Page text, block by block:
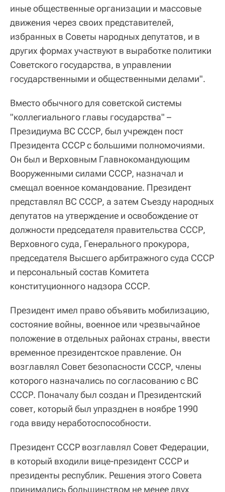
иные общественные организации и массовые
движения через своих представителей,
избранных в Советы народных депутатов, и в
других формах участвуют в выработке политики
Советского государства, в управлении
государственными и общественными делами".
Вместо обычного для советской системы
"коллегиального главы государства" –
Президиума ВС СССР, был учрежден пост
Президента СССР с большими полномочиями.
Он был и Верховным Главнокомандующим
Вооруженными силами СССР, назначал и
смещал военное командование. Президент
представлял ВС СССР, а затем Съезду народных
депутатов на утверждение и освобождение от
должности председателя правительства СССР,
Верховного суда, Генерального прокурора,
председателя Высшего арбитражного суда СССР
и персональный состав Комитета
конституционного надзора СССР.
Президент имел право объявить мобилизацию,
состояние войны, военное или чрезвычайное
положение в отдельных районах страны, ввести
временное президентское правление. Он
возглавлял Совет безопасности СССР, члены
которого назначались по согласованию с ВС
СССР. Поначалу был создан и Президентский
совет, который был упразднен в ноябре 1990
года ввиду неработоспособности.
Президент СССР возглавлял Совет Федерации,
в который входили вице-президент СССР и
президенты республик. Решения этого Совета
принимались большинством не менее двух